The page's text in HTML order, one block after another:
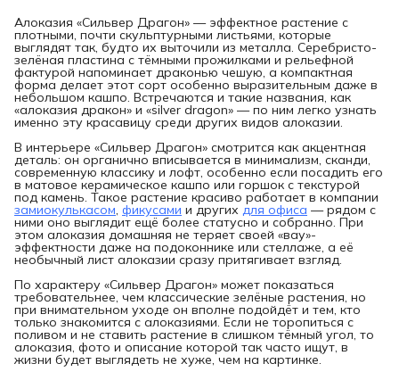
Алоказия «Сильвер Драгон» — эффектное растение с
плотными, почти скульптурными листьями, которые
выглядят так, будто их выточили из металла. Серебристо-
зелёная пластина с тёмными прожилками и рельефной
фактурой напоминает драконью чешую, а компактная
форма делает этот сорт особенно выразительным даже в
небольшом кашпо. Встречаются и такие названия, как
«алоказия дракон» и «silver dragon» — по ним легко узнать
именно эту красавицу среди других видов алоказии.
В интерьере «Сильвер Драгон» смотрится как акцентная
деталь: он органично вписывается в минимализм, сканди,
современную классику и лофт, особенно если посадить его
в матовое керамическое кашпо или горшок с текстурой
под камень. Такое растение красиво работает в компании
замиокулькасом фикусами и других для офиса — рядом с
ними оно выглядит ещё более статусно и собранно. При
этом алоказия домашняя не теряет своей «вау»-
эффектности даже на подоконнике или стеллаже, а её
необычный лист алоказии сразу притягивает взгляд.
По характеру «Сильвер Драгон» может показаться
требовательнее, чем классические зелёные растения, но
при внимательном уходе он вполне подойдёт и тем, кто
только знакомится с алоказиями. Если не торопиться с
поливом и не ставить растение в слишком тёмный угол, то
алоказия, фото и описание которой так часто ищут, в
жизни будет выглядеть не хуже, чем на картинке.